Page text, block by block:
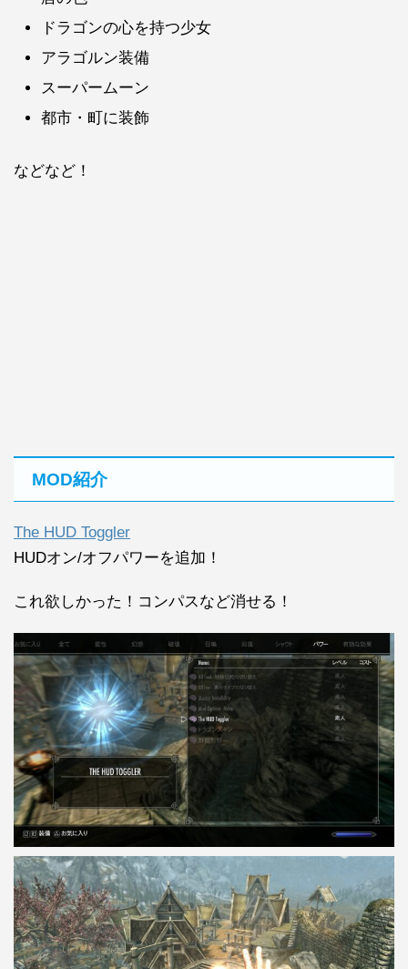
ドラゴンの心を持つ少女
アラゴルン装備
スーパームーン
都市・町に装飾
などなど！
MOD紹介
The HUD Toggler
HUDオン/オフパワーを追加！
これ欲しかった！コンパスなど消せる！